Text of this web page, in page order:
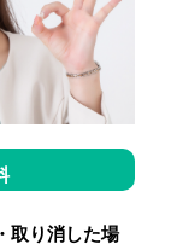
取り消した場